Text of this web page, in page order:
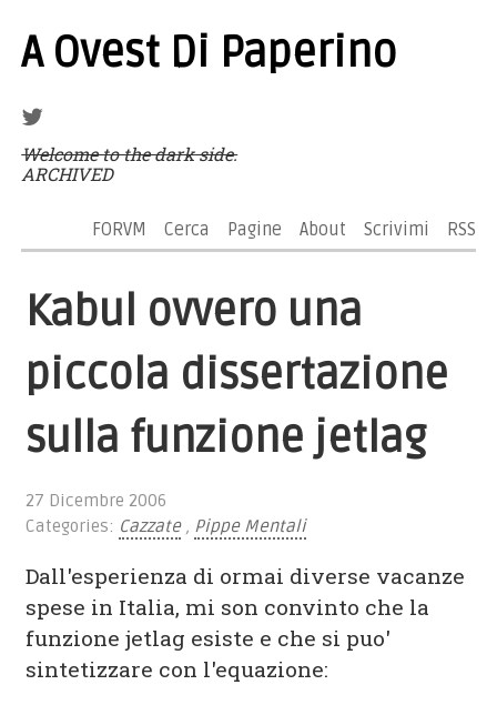
A Ovest Di Paperino
Welcome to the dark side.
ARCHIVED
FORVM Cerca Pagine About Scrivimi RSS
Kabul ovvero una
piccola dissertazione
sulla funzione jetlag
27 Dicembre 2006
Categories: Cazzate, Pippe Mentali
Dall'esperienza di ormai diverse vacanze
spese in Italia, mi son convinto che la
funzione jetlag esiste e che si puo'
sintetizzare con l'equazione: